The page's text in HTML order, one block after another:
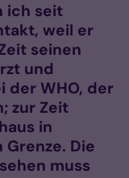
ich seit
weil er
seinen
und
der WHO, der
zur Zeit
in
Die
muss